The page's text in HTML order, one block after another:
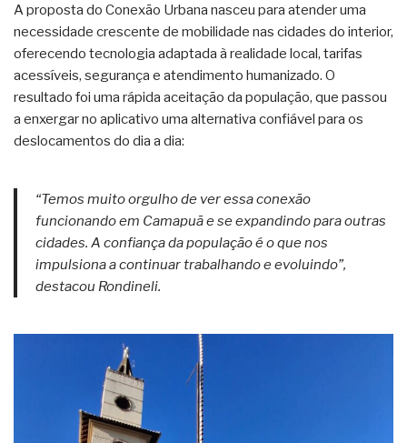
A proposta do Conexão Urbana nasceu para atender uma
necessidade crescente de mobilidade nas cidades do interior,
oferecendo tecnologia adaptada à realidade local, tarifas
acessíveis, segurança e atendimento humanizado. O
resultado foi uma rápida aceitação da população, que passou
a enxergar no aplicativo uma alternativa confiável para os
deslocamentos do dia a dia:
“Temos muito orgulho de ver essa conexão
funcionando em Camapuã e se expandindo para outras
cidades. A confiança da população é o que nos
impulsiona a continuar trabalhando e evoluindo”,
destacou Rondineli.